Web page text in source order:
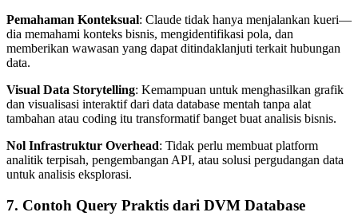
Pemahaman Konteksual: Claude tidak hanya menjalankan kueri—
dia memahami konteks bisnis, mengidentifikasi pola, dan
memberikan wawasan yang dapat ditindaklanjuti terkait hubungan
data.
Visual Data Storytelling: Kemampuan untuk menghasilkan grafik
dan visualisasi interaktif dari data database mentah tanpa alat
tambahan atau coding itu transformatif banget buat analisis bisnis.
Nol Infrastruktur Overhead: Tidak perlu membuat platform
analitik terpisah, pengembangan API, atau solusi pergudangan data
untuk analisis eksplorasi.
7. Contoh Query Praktis dari DVM Database